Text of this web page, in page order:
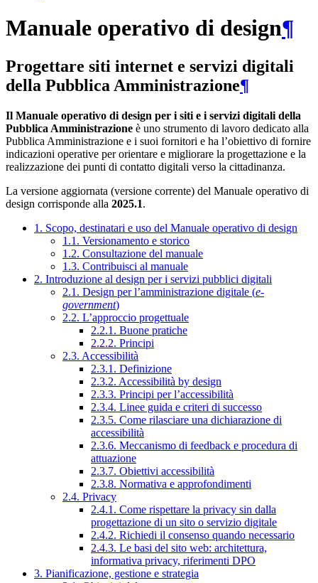
Manuale operativo di design¶
Progettare siti internet e servizi digitali
della Pubblica Amministrazione¶
Il Manuale operativo di design per i siti e i servizi digitali della
Pubblica Amministrazione è uno strumento di lavoro dedicato alla
Pubblica Amministrazione e i suoi fornitori e ha l’obiettivo di fornire
indicazioni operative per orientare e migliorare la progettazione e la
realizzazione dei punti di contatto digitali verso la cittadinanza.
La versione aggiornata (versione corrente) del Manuale operativo di
design corrisponde alla 2025.1.
1. Scopo, destinatari e uso del Manuale operativo di design
1.1. Versionamento e storico
1.2. Consultazione del manuale
1.3. Contribuisci al manuale
2. Introduzione al design per i servizi pubblici digitali
2.1. Design per l’amministrazione digitale (e-
government)
2.2. L’approccio progettuale
2.2.1. Buone pratiche
2.2.2. Principi
2.3. Accessibilità
2.3.1. Definizione
2.3.2. Accessibilità by design
2.3.3. Principi per l’accessibilità
2.3.4. Linee guida e criteri di successo
2.3.5. Come rilasciare una dichiarazione di
accessibilità
2.3.6. Meccanismo di feedback e procedura di
attuazione
2.3.7. Obiettivi accessibilità
2.3.8. Normativa e approfondimenti
2.4. Privacy
2.4.1. Come rispettare la privacy sin dalla
progettazione di un sito o servizio digitale
2.4.2. Richiedi il consenso quando necessario
2.4.3. Le basi del sito web: architettura,
informativa privacy, riferimenti DPO
3. Pianificazione, gestione e strategia